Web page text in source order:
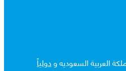
العربية السعوديه ودولياً